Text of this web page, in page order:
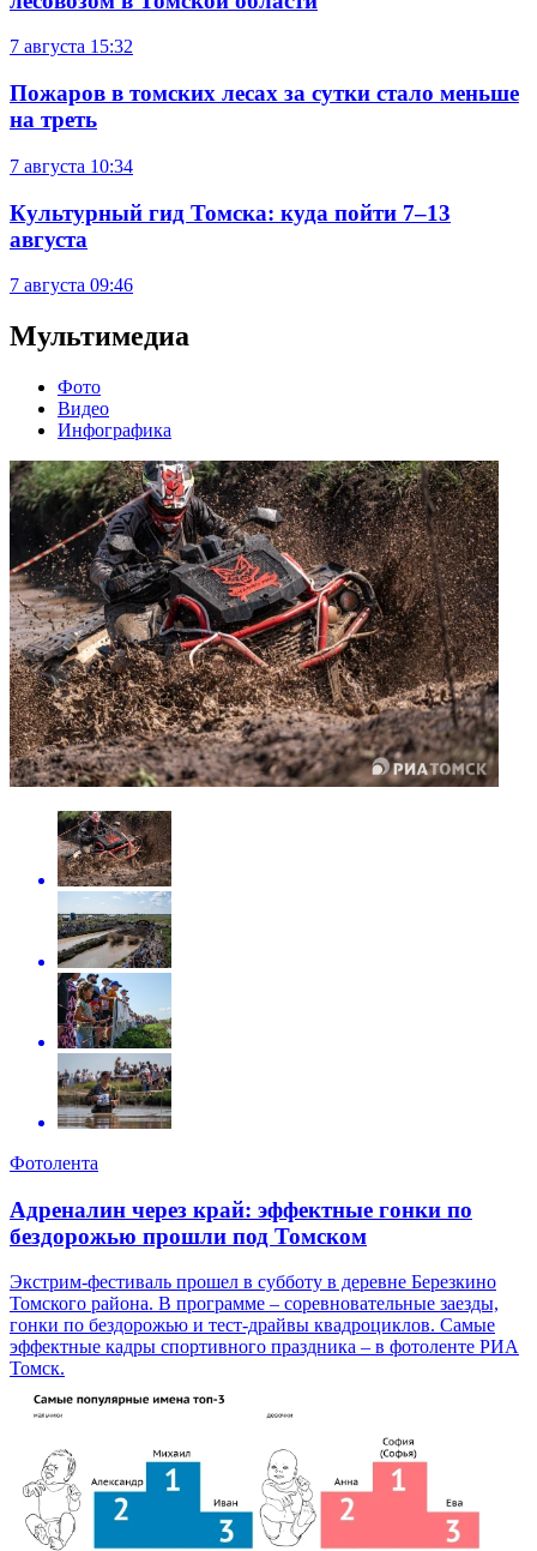
7 августа 15:32
Пожаров в томских лесах за сутки стало меньше
на треть
7 августа 10:34
Культурный гид Томска: куда пойти 7–13
августа
7 августа 09:46
Мультимедиа
Фото
Видео
Инфографика
Фотолента
Адреналин через край: эффектные гонки по
бездорожью прошли под Томском
Экстрим-фестиваль прошел в субботу в деревне Березкино
Томского района. В программе – соревновательные заезды,
гонки по бездорожью и тест-драйвы квадроциклов. Самые
эффектные кадры спортивного праздника – в фотоленте РИА
Томск.